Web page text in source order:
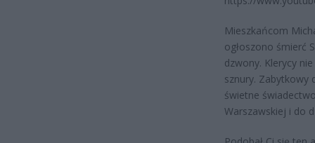
Mieszkańcom
ogłoszono śmierć
dzwony. Klerycy
sznury. Zabytkowy
świetne
Warszawskiej i do